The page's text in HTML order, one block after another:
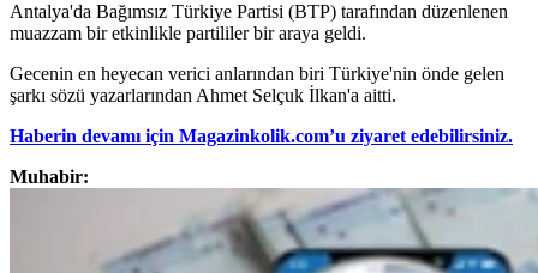
Antalya'da Bağımsız Türkiye Partisi (BTP) tarafından düzenlenen
muazzam bir etkinlikle partililer bir araya geldi.
Gecenin en heyecan verici anlarından biri Türkiye'nin önde gelen
şarkı sözü yazarlarından Ahmet Selçuk İlkan'a aitti.
Haberin devamı için Magazinkolik.com’u ziyaret edebilirsiniz.
Muhabir: